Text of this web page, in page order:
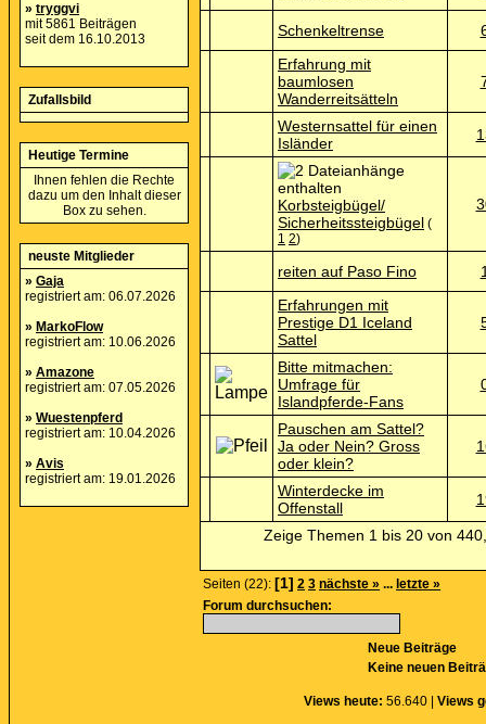
» tryggvi
mit 5861 Beiträgen
seit dem 16.10.2013
Zufallsbild
Heutige Termine
Ihnen fehlen die Rechte
dazu um den Inhalt dieser
Box zu sehen.
neuste Mitglieder
» Gaja
registriert am: 06.07.2026
» MarkoFlow
registriert am: 10.06.2026
» Amazone
registriert am: 07.05.2026
» Wuestenpferd
registriert am: 10.04.2026
» Avis
registriert am: 19.01.2026
Schenkeltrense
Erfahrung mit
baumlosen
Wanderreitsätteln
Westernsattel für einen
Isländer
Korbsteigbügel/
Sicherheitssteigbügel (
1 2)
reiten auf Paso Fino
Erfahrungen mit
Prestige D1 Iceland
Sattel
Bitte mitmachen:
Umfrage für
Islandpferde-Fans
Pauschen am Sattel?
Ja oder Nein? Gross
oder klein?
Winterdecke im
Offenstall
Zeige Themen 1 bis 20 von
Seiten (22): [1] 2 3 nächste » ... letzte »
Forum durchsuchen:
Neue Beiträge
Keine neuen
Views heute: 56.640 | Views